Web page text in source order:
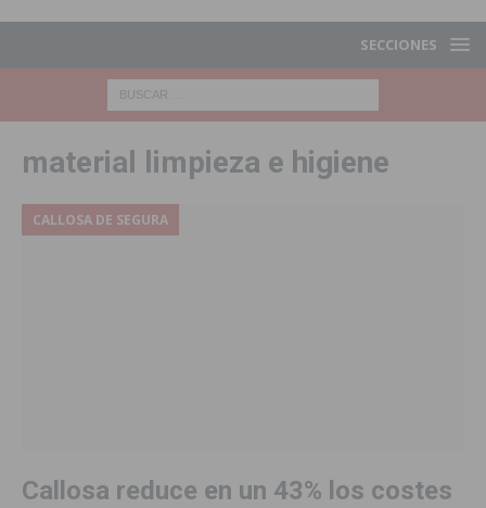
SECCIONES
material limpieza e higiene
CALLOSA DE SEGURA
Callosa reduce en un 43% los costes